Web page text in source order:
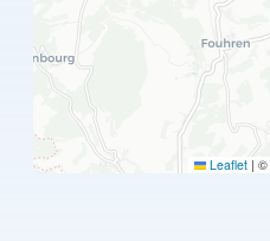
Leaflet | ©